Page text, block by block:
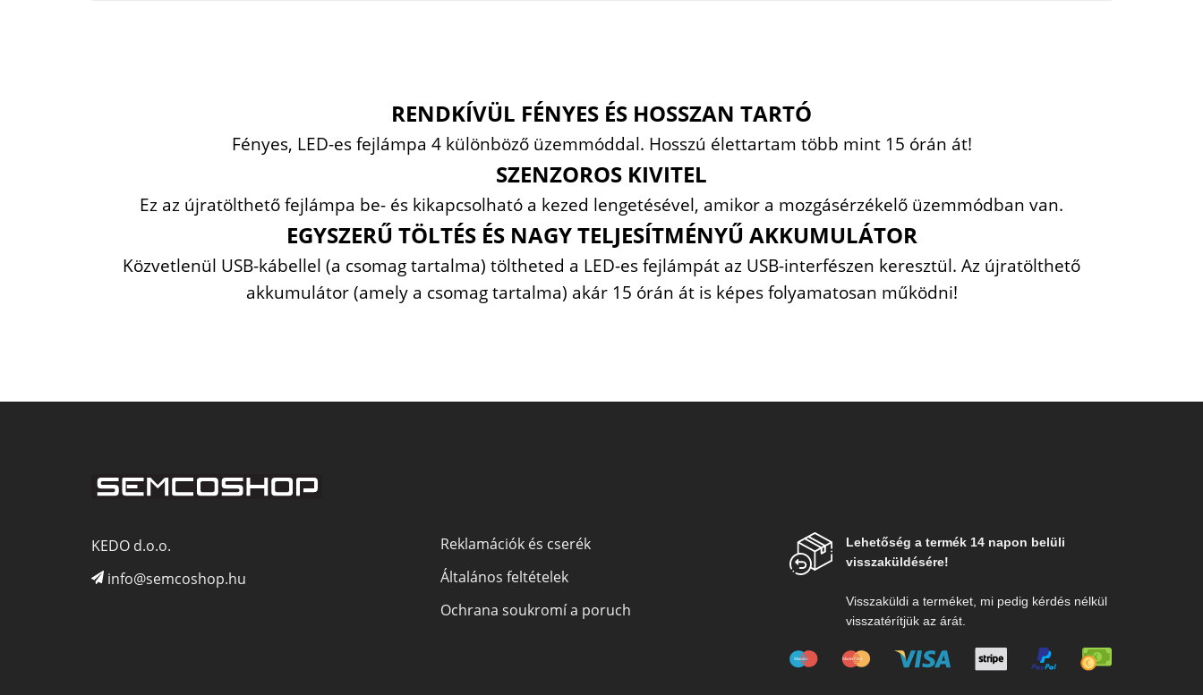
RENDKÍVÜL FÉNYES ÉS HOSSZAN TARTÓ
Fényes, LED-es fejlámpa 4 különböző üzemmóddal. Hosszú élettartam több mint 15 órán át!
SZENZOROS KIVITEL
Ez az újratölthető fejlámpa be- és kikapcsolható a kezed lengetésével, amikor a mozgásérzékelő üzemmódban van.
EGYSZERŰ TÖLTÉS ÉS NAGY TELJESÍTMÉNYŰ AKKUMULÁTOR
Közvetlenül USB-kábellel (a csomag tartalma) töltheted a LED-es fejlámpát az USB-interfészen keresztül. Az újratölthető
akkumulátor (amely a csomag tartalma) akár 15 órán át is képes folyamatosan működni!
KEDO d.o.o.
info@semcoshop.hu
Reklamációk és cserék
Általános feltételek
Ochrana soukromí a poruch
Lehetőség a termék 14 napon belüli
visszaküldésére!
Visszaküldi a terméket, mi pedig kérdés nélkül
visszatérítjük az árát.